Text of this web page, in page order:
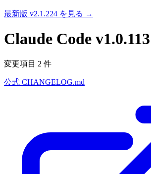
最新版 v2.1.224 を見る →
Claude Code v1.0.113
変更項目 2 件
公式 CHANGELOG.md